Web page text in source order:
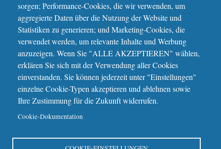
Bildung und Forschung
sorgen; Performance-Cookies, die wir verwenden, um
aggregierte Daten über die Nutzung der Website und
Statistiken zu generieren; und Marketing-Cookies, die
verwendet werden, um relevante Inhalte und Werbung
anzuzeigen. Wenn Sie "ALLE AKZEPTIEREN" wählen,
erklären Sie sich mit der Verwendung aller Cookies
einverstanden. Sie können jederzeit unter "Einstellungen"
einzelne Cookie-Typen akzeptieren und ablehnen sowie
Ihre Zustimmung für die Zukunft widerrufen.
Cookie-Dokumentation